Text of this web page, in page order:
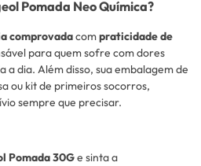
Pomada Neo Química?
comprovadacompraticidade de
para quem sofre com dores
a dia. Além disso, sua embalagem de
ou kit de primeiros socorros,
sempre que precisar.
Pomada 30Ge sinta a